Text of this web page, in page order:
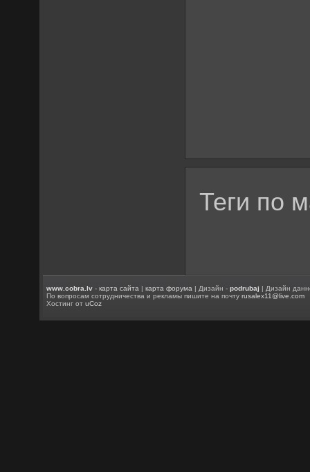
Теги по
www.cobra.lv -карта сайта |карта форума | Дизайн -podrubaj | Дизайн
По вопросам сотрудничества и рекламы пишите на почтуrusalex11@live.com
Хостинг отuCoz